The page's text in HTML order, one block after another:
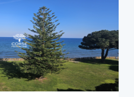
IMMOBILIER